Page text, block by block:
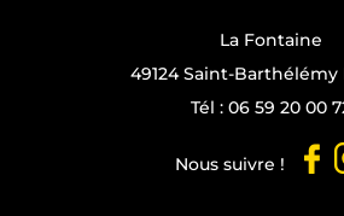
La Fontaine
49124 Saint-Barthélémy
Tél : 06 59 20 00
Nous suivre !